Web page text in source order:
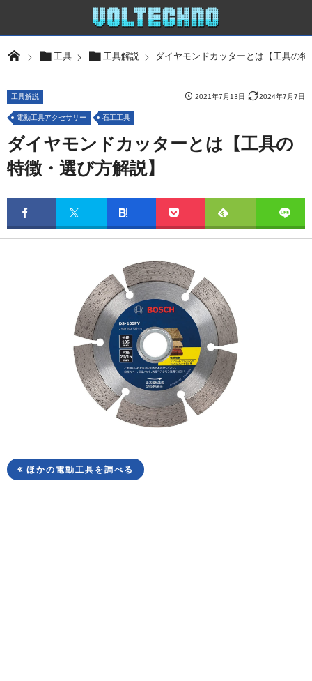
工具 工具解説 ダイヤモンドカッターとは【工具の
2021年7月13日 2024年7月7日
工具解説
電動工具アクセサリー 石工工具
ダイヤモンドカッターとは【工具の
特徴・選び方解説】
ほかの電動工具を調べる